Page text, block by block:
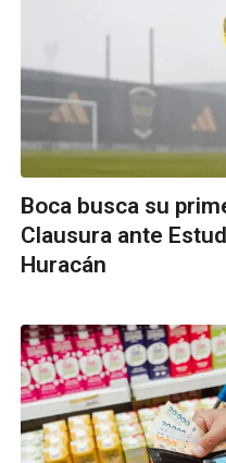
Boca busca su
Clausura ante
Huracán